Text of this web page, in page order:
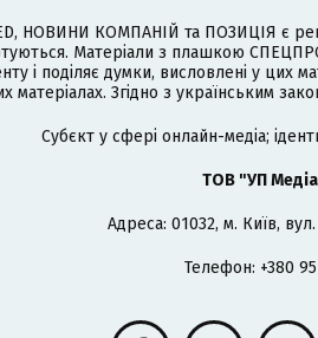
НОВИНИ КОМПАНІЙ та ПОЗИЦІЯ є
Матеріали з плашкою
і поділяє думки, висловлені у цих
Згідно з українським
Cубєкт у сфері онлайн-медіа;
ТОВ "УП
Адреса: 01032, м. Київ,
Телефон: +380